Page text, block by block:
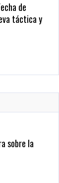
de
táctica y
ya fue
sobre la